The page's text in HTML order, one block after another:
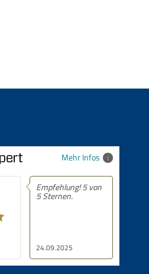
Mehr Infos
24.09.2025
Empfehlung! 5 von
5 Sternen.